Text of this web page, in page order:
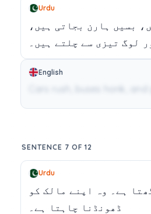
Urdu
بسیں ہارن بجاتی ہیں،
لوگ تیزی سے چلتے ہیں۔
English
SENTENCE 7 OF 12
Urdu
ہے۔ وہ اپنے مالک کو
ڈھونڈنا چاہتا ہے۔